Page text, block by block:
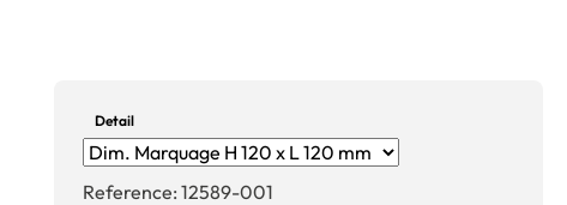
Detail
Reference: 12589-001